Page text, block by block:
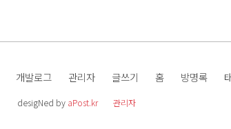
개발로그 관리자 글쓰기 홈 방명록
desigNed by aPost.kr 관리자